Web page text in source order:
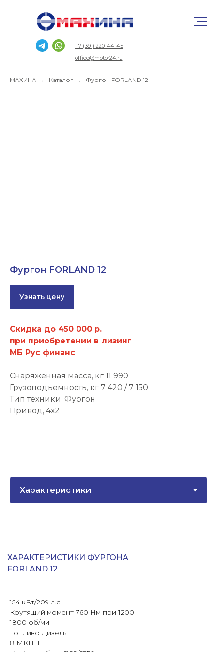
+7 (391) 220-44-45
office@motor24.ru
МАХИНА → Каталог → Фургон FORLAND 12
Фургон FORLAND 12
Узнать цену
Скидка до 450 000 р.
при приобретении в лизинг
МБ Рус финанс
Снаряженная масса, кг 11 990
Грузоподъемность, кг 7 420 / 7 150
Тип техники, Фургон
Привод, 4х2
ХАРАКТЕРИСТИКИ ФУРГОНА
FORLAND 12
154 кВт/209 л.с.
Крутящий момент 760 Нм при 1200-
1800 об/мин
Топливо Дизель
8 МКПП